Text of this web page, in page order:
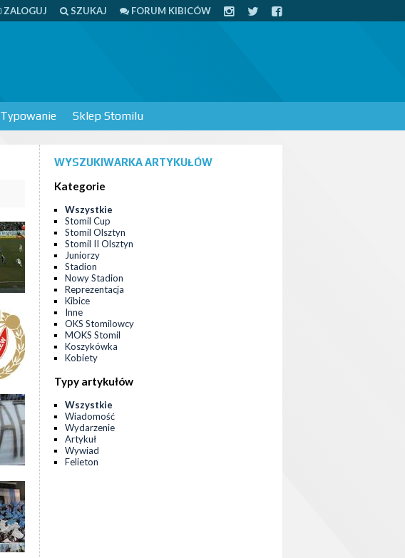
ZALOGUJ SZUKAJ FORUM KIBICÓW
Typowanie Sklep Stomilu
WYSZUKIWARKA ARTYKUŁÓW
Kategorie
Wszystkie
Stomil Cup
Stomil Olsztyn
Stomil II Olsztyn
Juniorzy
Stadion
Nowy Stadion
Reprezentacja
Kibice
Inne
OKS Stomilowcy
MOKS Stomil
Koszykówka
Kobiety
Typy artykułów
Wszystkie
Wiadomość
Wydarzenie
Artykuł
Wywiad
Felieton